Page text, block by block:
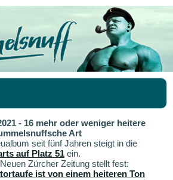
- 16 mehr oder weniger heitere
Art
seit fünf Jahren steigt in die
auf Platz 51 ein.
Zürcher Zeitung stellt fest:
ist von einem heiteren Ton